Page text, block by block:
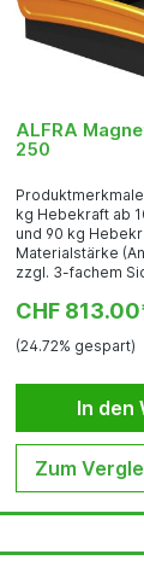
ALFRA
250
Produktmerkmale TML
kg Hebekraft ab
und 90 kg
Materialstärke
zzgl. 3-fachem
zum Abreißen
entsprechen muss)
dünnwandigen
weniger
Magneten
CHF
(24.72% gespart)
In den
Zum